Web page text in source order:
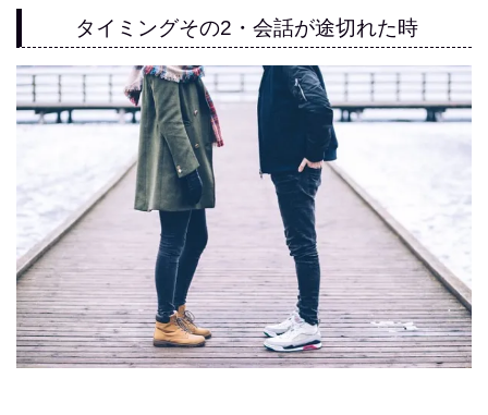
タイミングその2・会話が途切れた時